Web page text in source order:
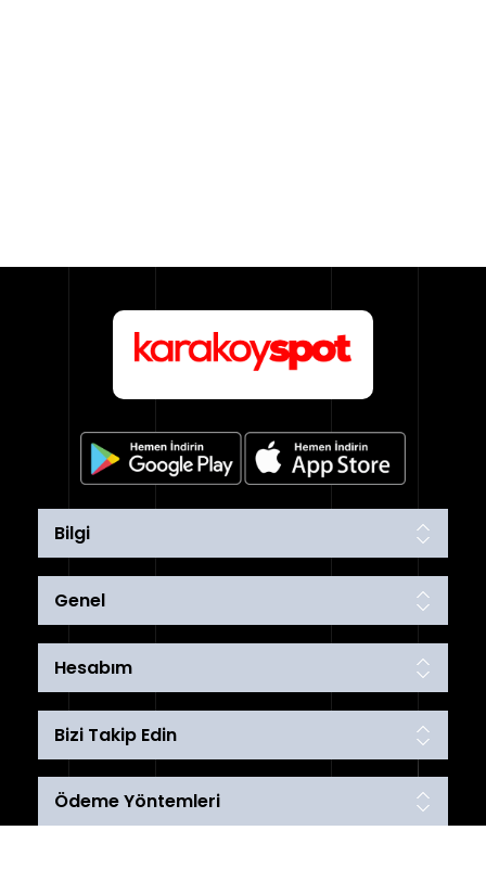
Bilgi
Genel
Hesabım
Bizi Takip Edin
Ödeme Yöntemleri